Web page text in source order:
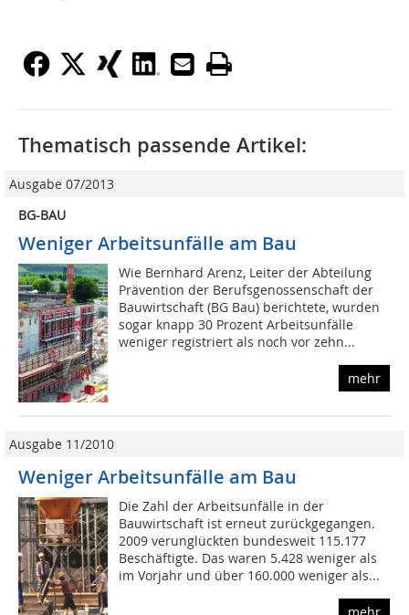
Thematisch passende Artikel:
Ausgabe 07/2013
BG-BAU
Weniger Arbeitsunfälle am Bau
Wie Bernhard Arenz, Leiter der Abteilung
Prävention der Berufsgenossenschaft der
Bauwirtschaft (BG Bau) berichtete, wurden
sogar knapp 30 Prozent Arbeitsunfälle
weniger registriert als noch vor zehn...
mehr
Ausgabe 11/2010
Weniger Arbeitsunfälle am Bau
Die Zahl der Arbeitsunfälle in der
Bauwirtschaft ist erneut zurückgegangen.
2009 verunglückten bundesweit 115.177
Beschäftigte. Das waren 5.428 weniger als
im Vorjahr und über 160.000 weniger als...